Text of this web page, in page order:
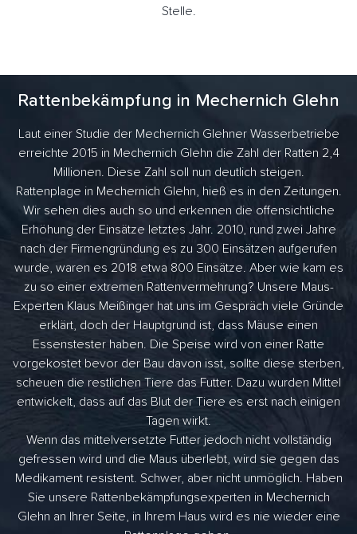
Stelle.
Rattenbekämpfung in Mechernich Glehn
Laut einer Studie der Mechernich Glehner Wasserbetriebe
erreichte 2015 in Mechernich Glehn die Zahl der Ratten 2,4
Millionen. Diese Zahl soll nun deutlich steigen.
Rattenplage in Mechernich Glehn, hieß es in den Zeitungen.
Wir sehen dies auch so und erkennen die offensichtliche
Erhöhung der Einsätze letztes Jahr. 2010, rund zwei Jahre
nach der Firmengründung es zu 300 Einsätzen aufgerufen
wurde, waren es 2018 etwa 800 Einsätze. Aber wie kam es
zu so einer extremen Rattenvermehrung? Unsere Maus-
Experten Klaus Meißinger hat uns im Gespräch viele Gründe
erklärt, doch der Hauptgrund ist, dass Mäuse einen
Essenstester haben. Die Speise wird von einer Ratte
vorgekostet bevor der Bau davon isst, sollte diese sterben,
scheuen die restlichen Tiere das Futter. Dazu wurden Mittel
entwickelt, dass auf das Blut der Tiere es erst nach einigen
Tagen wirkt.
Wenn das mittelversetzte Futter jedoch nicht vollständig
gefressen wird und die Maus überlebt, wird sie gegen das
Medikament resistent. Schwer, aber nicht unmöglich. Haben
Sie unsere Rattenbekämpfungsexperten in Mechernich
Glehn an Ihrer Seite, in Ihrem Haus wird es nie wieder eine